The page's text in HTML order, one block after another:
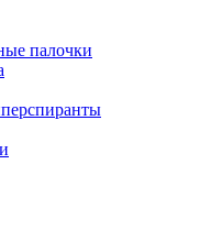
палочки